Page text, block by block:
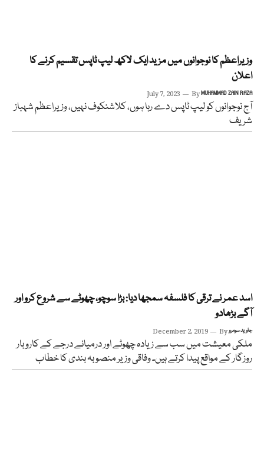
وزیراعظم کا نوجوانوں میں مزید ایک لاکھ لیپ ٹاپس تقسیم کرنے کا
اعلان
July 7, 2023 ByMUHAMMAD ZAIN RAZA
آج نوجوانوں کو لیپ ٹاپس دے رہا ہوں، کلاشنکوف نہیں، وزیراعظم شہباز
شریف
اسد عمر نے ترقی کا فلسفہ سمجھا دیا: بڑا سوچو، چھوٹے سے شروع کرو اور
آگے بڑھادو
December 2, 2019 Byجاوید سومرو
ملکی معیشت میں سب سے زیادہ چھوٹے اور درمیانے درجے کے کاروبار
روزگار کے مواقع پیدا کرتے ہیں۔ وفاقی وزیر منصوبہ بندی کا خطاب